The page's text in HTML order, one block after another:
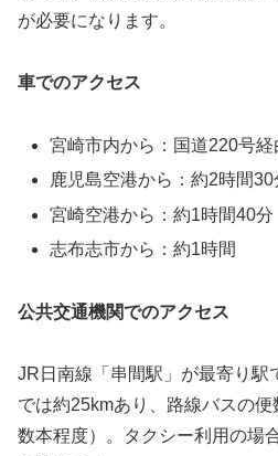
が必要になります。
車でのアクセス
宮崎市内から：国道220号経
鹿児島空港から：約2時間30
宮崎空港から：約1時間40分
志布志市から：約1時間
公共交通機関でのアクセス
JR日南線「串間駅」が最寄り駅
では約25kmあり、路線バスの
数本程度）。タクシー利用の場